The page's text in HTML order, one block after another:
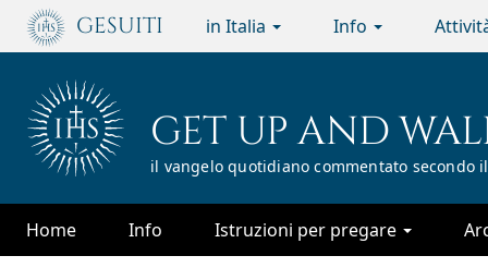
Passa
principale
GESUITI in Italia Info
GET UP AND
il vangelo quotidiano commentato
Home Info Istruzioni per pregare